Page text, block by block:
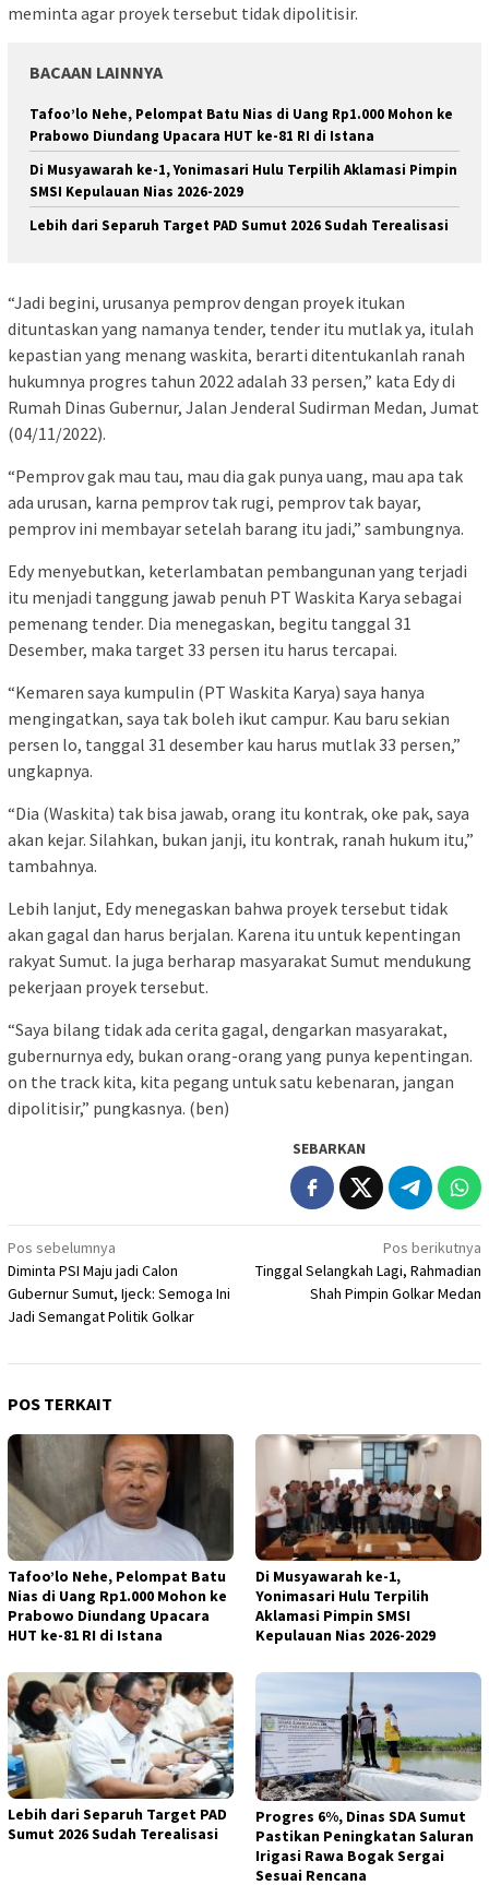
meminta agar proyek tersebut tidak dipolitisir.
BACAAN LAINNYA
Tafoo’lo Nehe, Pelompat Batu Nias di Uang Rp1.000 Mohon ke
Prabowo Diundang Upacara HUT ke-81 RI di Istana
Di Musyawarah ke-1, Yonimasari Hulu Terpilih Aklamasi Pimpin
SMSI Kepulauan Nias 2026-2029
Lebih dari Separuh Target PAD Sumut 2026 Sudah Terealisasi
“Jadi begini, urusanya pemprov dengan proyek itukan
dituntaskan yang namanya tender, tender itu mutlak ya, itulah
kepastian yang menang waskita, berarti ditentukanlah ranah
hukumnya progres tahun 2022 adalah 33 persen,” kata Edy di
Rumah Dinas Gubernur, Jalan Jenderal Sudirman Medan, Jumat
(04/11/2022).
“Pemprov gak mau tau, mau dia gak punya uang, mau apa tak
ada urusan, karna pemprov tak rugi, pemprov tak bayar,
pemprov ini membayar setelah barang itu jadi,” sambungnya.
Edy menyebutkan, keterlambatan pembangunan yang terjadi
itu menjadi tanggung jawab penuh PT Waskita Karya sebagai
pemenang tender. Dia menegaskan, begitu tanggal 31
Desember, maka target 33 persen itu harus tercapai.
“Kemaren saya kumpulin (PT Waskita Karya) saya hanya
mengingatkan, saya tak boleh ikut campur. Kau baru sekian
persen lo, tanggal 31 desember kau harus mutlak 33 persen,”
ungkapnya.
“Dia (Waskita) tak bisa jawab, orang itu kontrak, oke pak, saya
akan kejar. Silahkan, bukan janji, itu kontrak, ranah hukum itu,”
tambahnya.
Lebih lanjut, Edy menegaskan bahwa proyek tersebut tidak
akan gagal dan harus berjalan. Karena itu untuk kepentingan
rakyat Sumut. Ia juga berharap masyarakat Sumut mendukung
pekerjaan proyek tersebut.
“Saya bilang tidak ada cerita gagal, dengarkan masyarakat,
gubernurnya edy, bukan orang-orang yang punya kepentingan.
on the track kita, kita pegang untuk satu kebenaran, jangan
dipolitisir,” pungkasnya. (ben)
SEBARKAN
Navigasi
pos
Pos sebelumnya
Diminta PSI Maju jadi Calon
Gubernur Sumut, Ijeck: Semoga Ini
Jadi Semangat Politik Golkar
Pos berikutnya
Tinggal Selangkah Lagi, Rahmadian
Shah Pimpin Golkar Medan
POS TERKAIT
Tafoo’lo Nehe, Pelompat Batu
Nias di Uang Rp1.000 Mohon ke
Prabowo Diundang Upacara
HUT ke-81 RI di Istana
Di Musyawarah ke-1,
Yonimasari Hulu Terpilih
Aklamasi Pimpin SMSI
Kepulauan Nias 2026-2029
Lebih dari Separuh Target PAD
Sumut 2026 Sudah Terealisasi
Progres 6%, Dinas SDA Sumut
Pastikan Peningkatan Saluran
Irigasi Rawa Bogak Sergai
Sesuai Rencana